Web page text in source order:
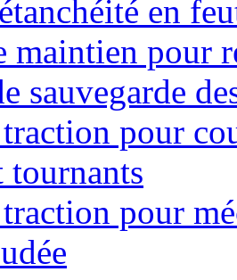
en
maintien pour
sauvegarde
pour
tournants
pour